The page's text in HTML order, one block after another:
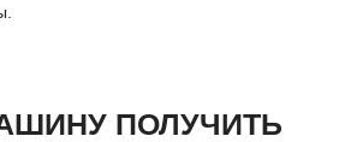
ПОЛУЧИТЬ